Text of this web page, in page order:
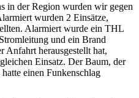
in der Region wurden wir gegen
wurden 2 Einsätze,
Alarmiert wurde ein THL
und ein Brand
Anfahrt herausgestellt hat,
Einsatz. Der Baum, der
einen Funkenschlag